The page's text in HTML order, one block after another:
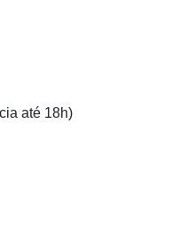
até 18h)